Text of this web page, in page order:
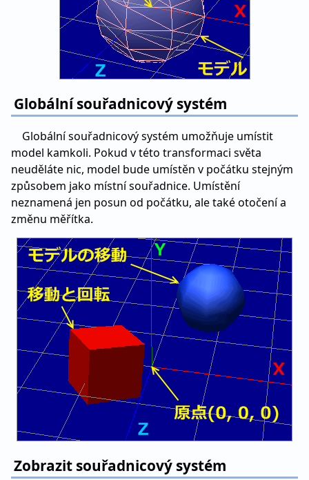
Globální souřadnicový systém
Globální souřadnicový systém umožňuje umístit
model kamkoli. Pokud v této transformaci světa
neuděláte nic, model bude umístěn v počátku stejným
způsobem jako místní souřadnice. Umístění
neznamená jen posun od počátku, ale také otočení a
změnu měřítka.
Zobrazit souřadnicový systém